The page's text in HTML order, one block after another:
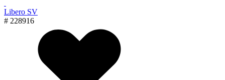
Libero SV
# 228916